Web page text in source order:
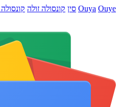
Ouya סין קונסולה זולה קונסולה סינית